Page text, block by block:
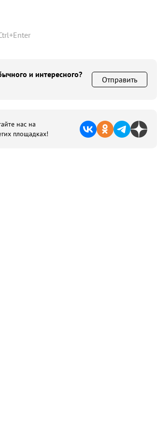
+Enter
и интересного?
Отправить
нас на
площадках!